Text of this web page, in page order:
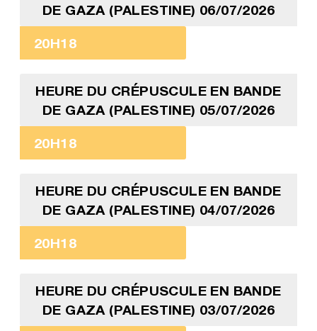
DE GAZA (PALESTINE) 06/07/2026
20H18
HEURE DU CRÉPUSCULE EN BANDE
DE GAZA (PALESTINE) 05/07/2026
20H18
HEURE DU CRÉPUSCULE EN BANDE
DE GAZA (PALESTINE) 04/07/2026
20H18
HEURE DU CRÉPUSCULE EN BANDE
DE GAZA (PALESTINE) 03/07/2026